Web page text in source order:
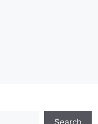
Search